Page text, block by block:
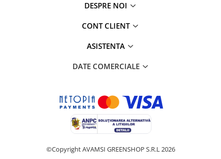
DESPRE NOI
CONT CLIENT
ASISTENTA
DATE COMERCIALE
©Copyright AVAMSI GREENSHOP S.R.L 2026